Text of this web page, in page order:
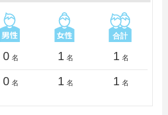
0 名 1 名 1 名
0 名 1 名 1 名